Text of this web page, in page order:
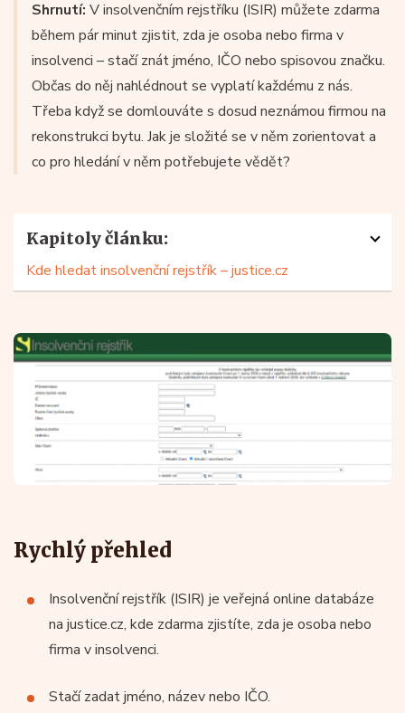
Shrnutí: V insolvenčním rejstříku (ISIR) můžete zdarma
během pár minut zjistit, zda je osoba nebo firma v
insolvenci – stačí znát jméno, IČO nebo spisovou značku.
Občas do něj nahlédnout se vyplatí každému z nás.
Třeba když se domlouváte s dosud neznámou firmou na
rekonstrukci bytu. Jak je složité se v něm zorientovat a
co pro hledání v něm potřebujete vědět?
Kapitoly článku:
Kde hledat insolvenční rejstřík – justice.cz
Rychlý přehled
Insolvenční rejstřík (ISIR) je veřejná online databáze
na justice.cz, kde zdarma zjistíte, zda je osoba nebo
firma v insolvenci.
Stačí zadat jméno, název nebo IČO.